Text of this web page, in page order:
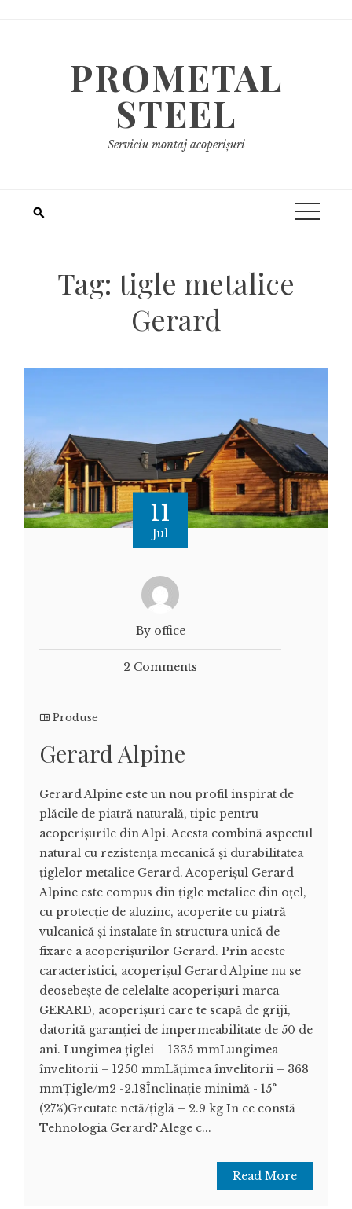
PROMETAL
STEEL
Serviciu montaj acoperișuri
Tag: tigle metalice
Gerard
11
Jul
By office
2 Comments
Produse
Gerard Alpine
Gerard Alpine este un nou profil inspirat de
plăcile de piatră naturală, tipic pentru
acoperișurile din Alpi. Acesta combină aspectul
natural cu rezistența mecanică și durabilitatea
țiglelor metalice Gerard. Acoperișul Gerard
Alpine este compus din țigle metalice din oțel,
cu protecție de aluzinc, acoperite cu piatră
vulcanică și instalate în structura unică de
fixare a acoperișurilor Gerard. Prin aceste
caracteristici, acoperișul Gerard Alpine nu se
deosebește de celelalte acoperișuri marca
GERARD, acoperișuri care te scapă de griji,
datorită garanției de impermeabilitate de 50 de
ani. Lungimea țiglei – 1335 mmLungimea
învelitorii – 1250 mmLățimea învelitorii – 368
mmȚigle/m2 -2.18Înclinație minimă - 15°
(27%)Greutate netă/țiglă – 2.9 kg In ce constă
Tehnologia Gerard? Alege c...
Read More